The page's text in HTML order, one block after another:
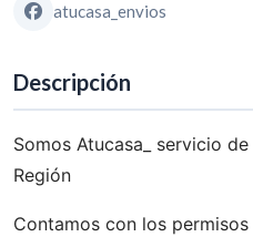
atucasa_envios
Descripción
Somos Atucasa_ servicio
Región
Contamos con los